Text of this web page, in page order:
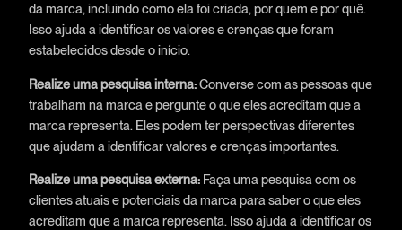
da marca, incluindo como ela foi criada, por quem e por quê.
Isso ajuda a identificar os valores e crenças que foram
estabelecidos desde o início.
Realize uma pesquisa interna:Converse com as pessoas que
trabalham na marca e pergunte o que eles acreditam que a
marca representa. Eles podem ter perspectivas diferentes
que ajudam a identificar valores e crenças importantes.
Realize uma pesquisa externa: Faça uma pesquisa com os
clientes atuais e potenciais da marca para saber o que eles
acreditam que a marca representa. Isso ajuda a identificar os